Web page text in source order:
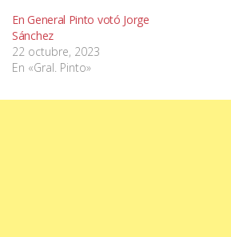
En General Pinto votó Jorge
Sánchez
22 octubre, 2023
En «Gral. Pinto»